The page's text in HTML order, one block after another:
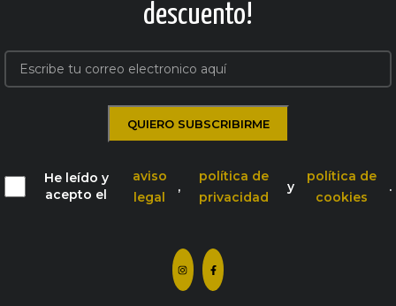
descuento!
He leído y
acepto el
aviso
legal
,
política de
privacidad
y
política de
cookies
.